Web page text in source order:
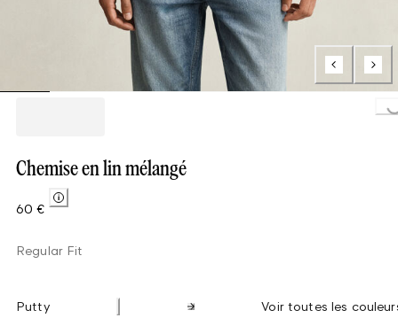
Loading...
Chemise en lin mélangé
60 €
Regular Fit
Putty Voir toutes les